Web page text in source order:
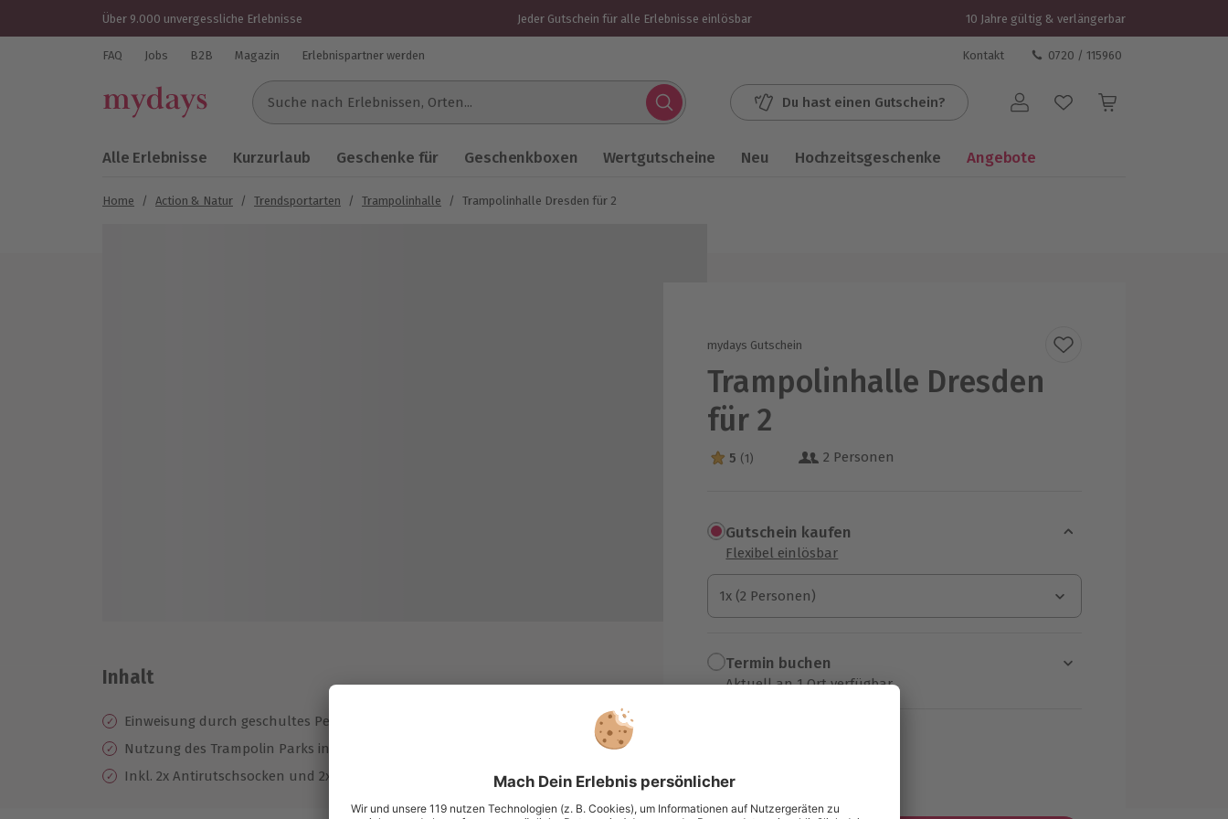
Über 9.000 unvergessliche Erlebnisse Jeder Gutschein für alle Erlebnisse einlösbar 10 Jahre gültig & verlängerbar
FAQ Jobs B2B Magazin Erlebnispartner werden Kontakt 0720 / 115960
Suche nach Erlebnissen...
Du hast einen Gutschein? Benutzerkonto
Alle Erlebnisse Kurzurlaub Geschenke für Geschenkboxen Wertgutscheine Neu Hochzeitsgeschenke Angebote
Home / Action & Natur / Trendsportarten / Trampolinhalle / Trampolinhalle Dresden für 2
mydays Gutschein
Trampolinhalle Dresden
für 2
5 Sterne von 5 aus 1 Bewertungen
5 (1) 2 Personen
Gutschein kaufen
Flexibel einlösbar
1x (2 Personen)
1x (2 Personen)
1x (2 Personen)
Termin buchen
Aktuell an 1 Ort verfügbar
zzgl. Versand
Inhalt
Einweisung durch geschultes Personal
Nutzung des Trampolin Parks inkl. aller Attraktionen
Inkl. 2x Antirutschsocken und 2x Kaltgetränk